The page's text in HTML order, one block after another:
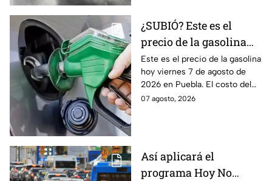
¿SUBIÓ? Este es el
precio de la gasolina
Puebla hoy viernes 7 de
agosto de 2026
Este es el precio de la gasolina
hoy viernes 7 de agosto de
2026 en Puebla. El costo del
combustible cambia todos los
07 agosto, 2026
Así aplicará el
programa Hoy No